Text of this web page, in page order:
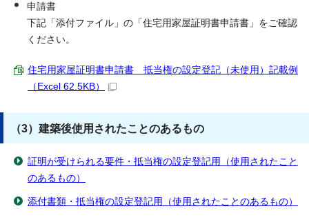
申請書
下記「添付ファイル」の「住宅用家屋証明書申請書」をご確認
ください。
住宅用家屋証明書申請書 抵当権の設定登記（未使用）記載例
（Excel 62.5KB）
（3）建築後使用されたことのあるもの
証明が受けられる要件・抵当権の設定登記用（使用されたこと
のあるもの）
添付書類・抵当権の設定登記用（使用されたことのあるもの）